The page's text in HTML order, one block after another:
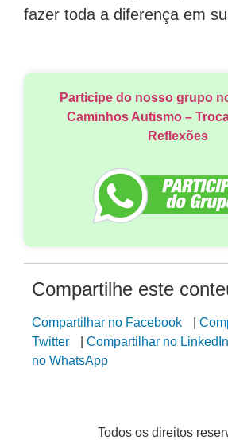
fazer toda a diferença em
Participe do nosso grupo
Caminhos Autismo –
Reflexões
Compartilhe este
Compartilhar no Facebook
Twitter
Compartilhar no LinkedIn
no WhatsApp
Todos os direitos